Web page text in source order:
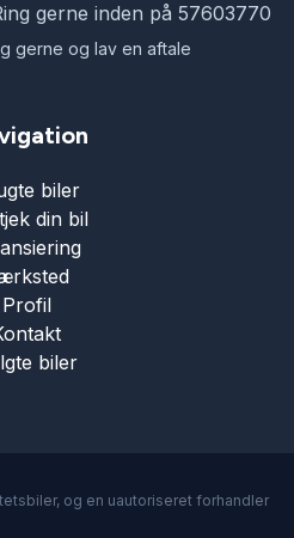
gerne inden på 57603770
gerne og lav en aftale
biler
din bil
Profil
biler
og en uautoriseret forhandler